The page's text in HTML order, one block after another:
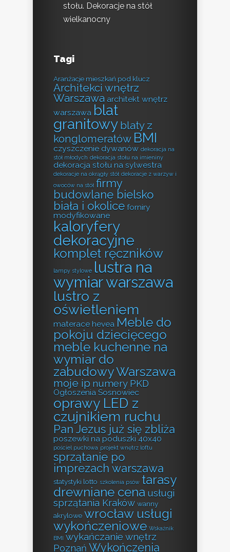
stołu. Dekoracje na stół
wielkanocny
Tagi
Aranżacje mieszkań pod klucz
Architekci wnętrz
Warszawa architekt wnętrz
warszawa blat
granitowy blaty z
konglomeratów BMI
czyszczenie dywanów dekoracja na
stół młodych dekoracja stołu na imieniny
dekoracja stołu na sylwestra
dekoracje na okrągły stół dekoracje z warzyw i
owoców na stół firmy
budowlane bielsko
biała i okolice forniry
modyfikowane
kaloryfery
dekoracyjne
komplet ręczników
lampy stylowe lustra na
wymiar warszawa
lustro z
oświetleniem
materace hevea Meble do
pokoju dziecięcego
meble kuchenne na
wymiar do
zabudowy Warszawa
moje ip numery PKD
Ogłoszenia Sosnowiec
oprawy LED z
czujnikiem ruchu
Pan Jezus już się zbliża
poszewki na poduszki 40x40
pościel puchowa projekt wnętrz loftu
sprzątanie po
imprezach warszawa
statystyki lotto szkolenia psów tarasy
drewniane cena usługi
sprzątania Kraków wanny
akrylowe wrocław usługi
wykończeniowe Wskaźnik
BMI wykańczanie wnętrz
Poznań Wykończenia